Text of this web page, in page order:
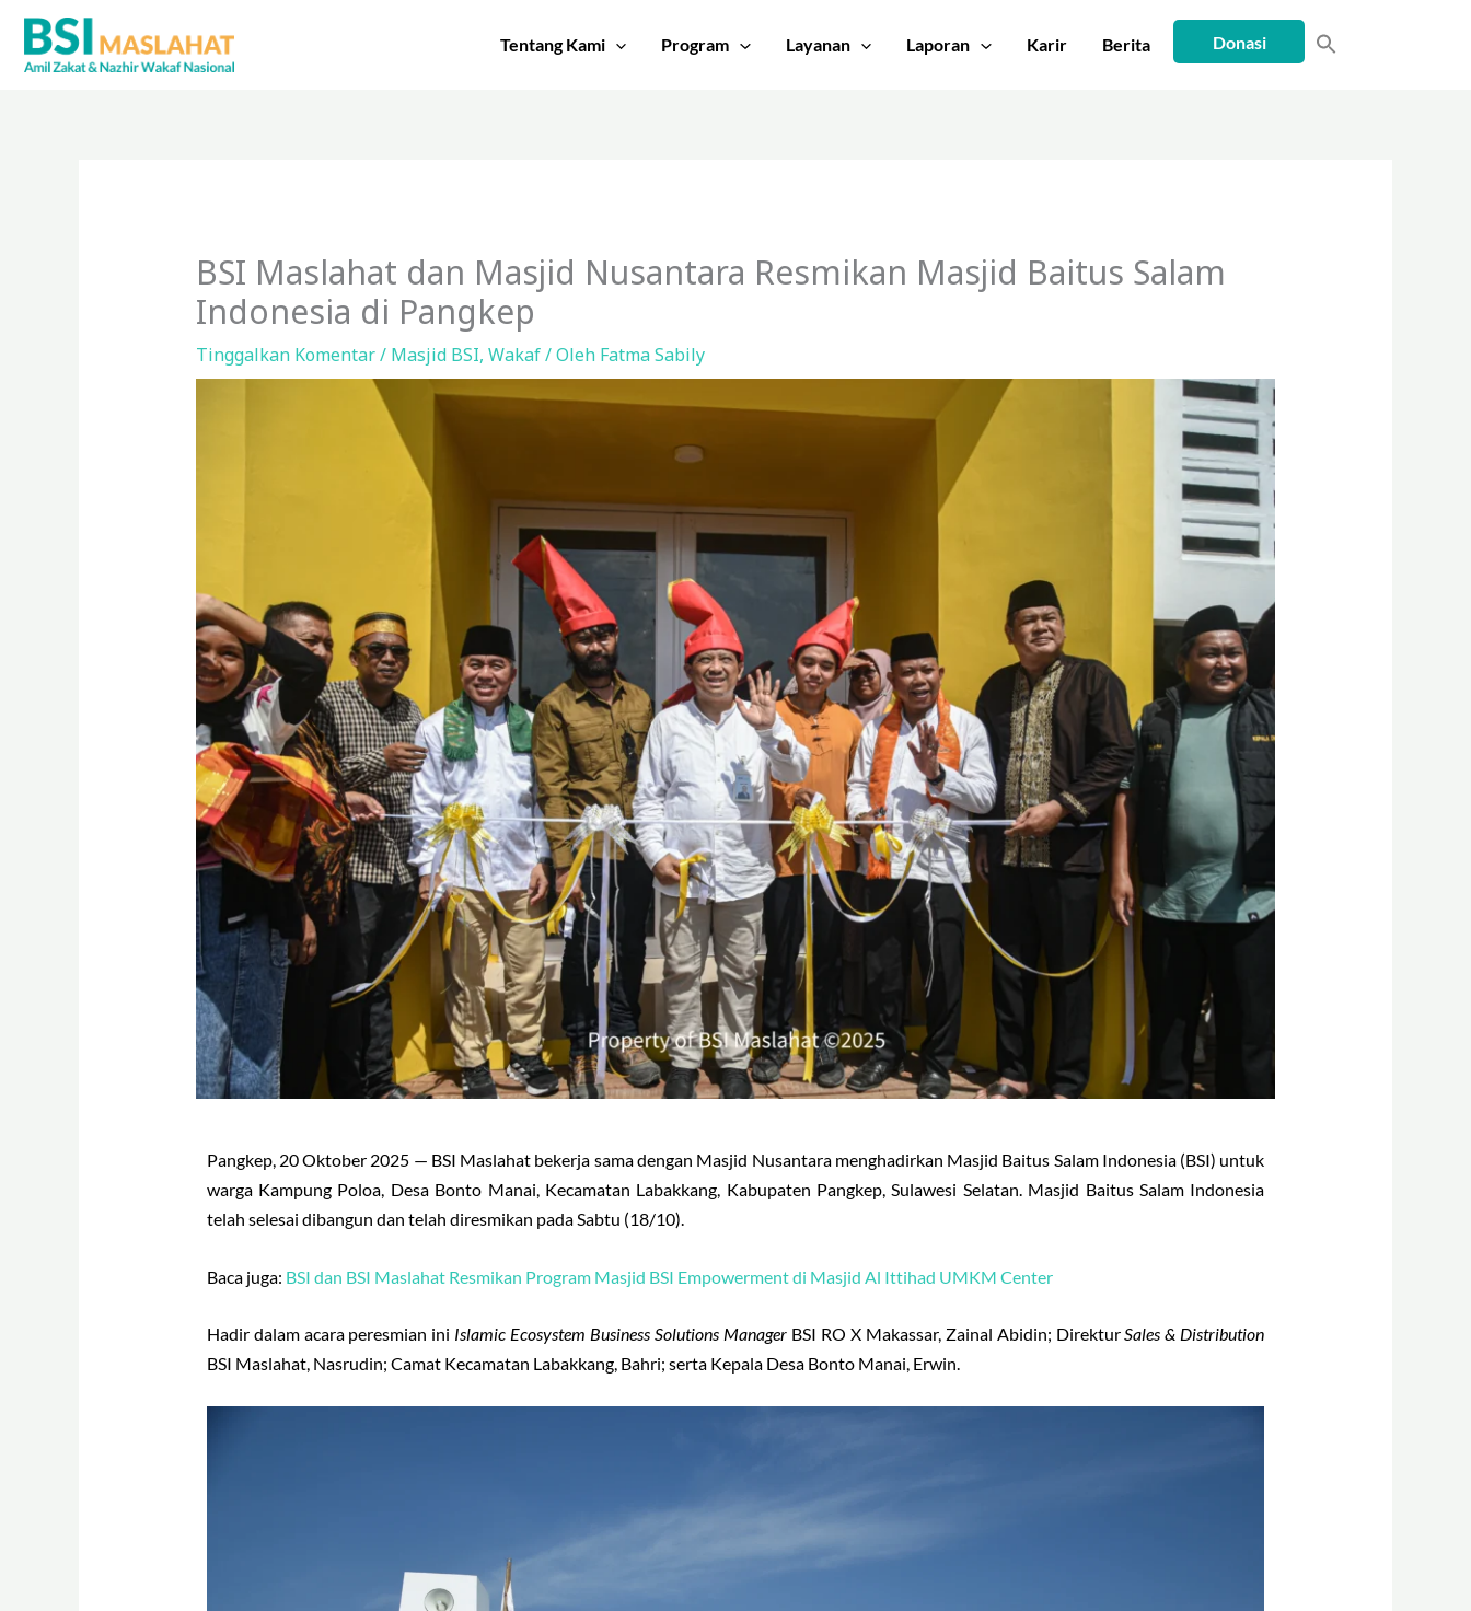
Lewati
konten
Tentang Kami Program Layanan Laporan Karir Berita Donasi
BSI Maslahat dan Masjid Nusantara Resmikan Masjid Baitus Salam
Indonesia di Pangkep
Tinggalkan Komentar/ Masjid BSI, Wakaf/ Oleh Fatma Sabily
Pangkep, 20 Oktober 2025 — BSI Maslahat bekerja sama dengan Masjid Nusantara menghadirkan Masjid Baitus Salam Indonesia (BSI) untuk
warga Kampung Poloa, Desa Bonto Manai, Kecamatan Labakkang, Kabupaten Pangkep, Sulawesi Selatan. Masjid Baitus Salam Indonesia
telah selesai dibangun dan telah diresmikan pada Sabtu (18/10).
Baca juga: BSI dan BSI Maslahat Resmikan Program Masjid BSI Empowerment di Masjid Al Ittihad UMKM Center
Hadir dalam acara peresmian ini Islamic Ecosystem Business Solutions Manager BSI RO X Makassar, Zainal Abidin; DirekturSales & Distribution
BSI Maslahat, Nasrudin; Camat Kecamatan Labakkang, Bahri; serta Kepala Desa Bonto Manai, Erwin.